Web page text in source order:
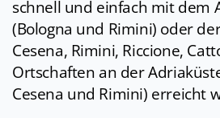
schnell und einfach mit dem
(Bologna und Rimini) oder
Cesena, Rimini, Riccione,
Ortschaften an der
Cesena und Rimini) erreicht